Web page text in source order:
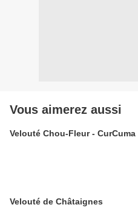
Vous aimerez aussi
Velouté Chou-Fleur - CurCuma
Velouté de Châtaignes